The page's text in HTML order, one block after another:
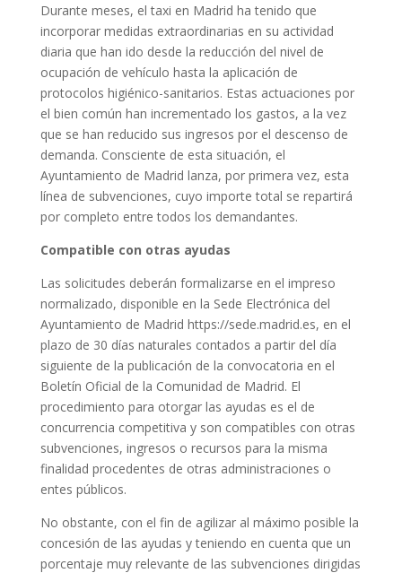
Durante meses, el taxi en Madrid ha tenido que
incorporar medidas extraordinarias en su actividad
diaria que han ido desde la reducción del nivel de
ocupación de vehículo hasta la aplicación de
protocolos higiénico-sanitarios. Estas actuaciones por
el bien común han incrementado los gastos, a la vez
que se han reducido sus ingresos por el descenso de
demanda. Consciente de esta situación, el
Ayuntamiento de Madrid lanza, por primera vez, esta
línea de subvenciones, cuyo importe total se repartirá
por completo entre todos los demandantes.
Compatible con otras ayudas
Las solicitudes deberán formalizarse en el impreso
normalizado, disponible en la Sede Electrónica del
Ayuntamiento de Madrid https://sede.madrid.es, en el
plazo de 30 días naturales contados a partir del día
siguiente de la publicación de la convocatoria en el
Boletín Oficial de la Comunidad de Madrid. El
procedimiento para otorgar las ayudas es el de
concurrencia competitiva y son compatibles con otras
subvenciones, ingresos o recursos para la misma
finalidad procedentes de otras administraciones o
entes públicos.
No obstante, con el fin de agilizar al máximo posible la
concesión de las ayudas y teniendo en cuenta que un
porcentaje muy relevante de las subvenciones dirigidas